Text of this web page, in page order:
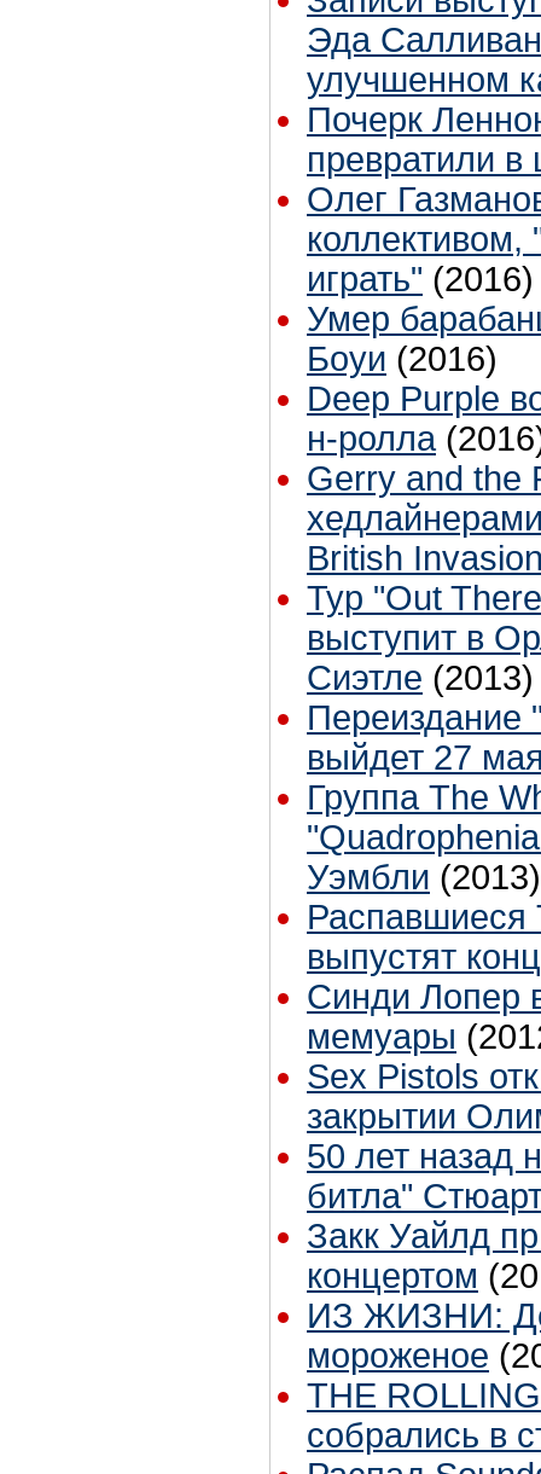
Эда
улучшенном
Почерк
превратили
Олег
играть" (2016)
Умер
Боуи (2016)
Deep Purple
н-ролла
Gerry and the
British
Тур "Out
выступит в
Сиэтле (2013)
Переиздание
выйдет 27
Группа The
Уэмбли (2013)
Распавшиеся
выпустят
Синди Лопер
мемуары
Sex Pistols
закрытии
50 лет назад
битла"
Закк Уайлд
концертом
ИЗ ЖИЗНИ:
мороженое
THE
собрались в